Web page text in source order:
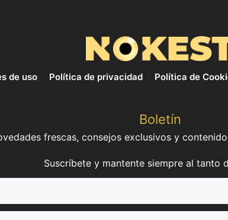
de uso Política de privacidad Política de
Boletín
frescas, consejos exclusivos y
Suscríbete y mantente siempre al tanto